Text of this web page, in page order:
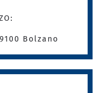
Bolzano